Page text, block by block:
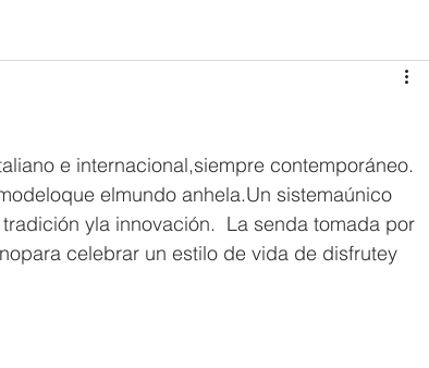
e internacional,siempre contemporáneo.
elmundo anhela.Un sistemaúnico
yla innovación.  La senda tomada por
celebrar un estilo de vida de disfrutey